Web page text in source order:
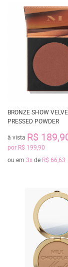
BRONZE SHOW
PRESSED POWDER
à vista R$
por R$ 199,90
ou em 3xde R$ 66,63